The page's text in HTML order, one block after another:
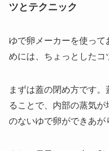
ツとテクニック
ゆで卵メーカーを使っ
めには、ちょっとしたコ
まずは蓋の閉め方です
ることで、内部の蒸気
のないゆで卵ができあが